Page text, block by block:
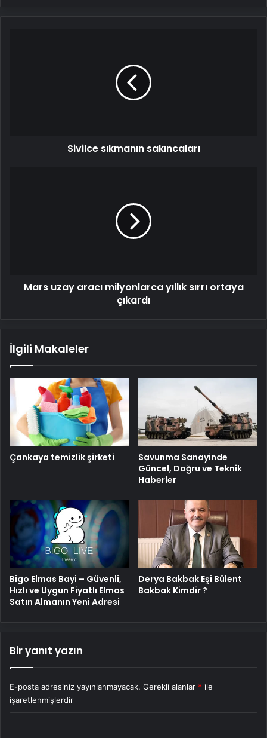
Sivilce sıkmanın sakıncaları
Mars uzay aracı milyonlarca yıllık sırrı ortaya
çıkardı
İlgili Makaleler
Çankaya temizlik şirketi
Savunma Sanayinde
Güncel, Doğru ve Teknik
Haberler
Bigo Elmas Bayi – Güvenli,
Hızlı ve Uygun Fiyatlı Elmas
Satın Almanın Yeni Adresi
Derya Bakbak Eşi Bülent
Bakbak Kimdir ?
Bir yanıt yazın
E-posta adresiniz yayınlanmayacak. Gerekli alanlar * ile
işaretlenmişlerdir